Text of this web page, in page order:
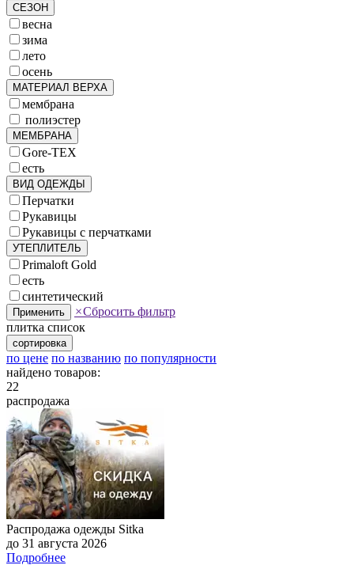
СЕЗОН
весна
зима
лето
осень
МАТЕРИАЛ ВЕРХА
мембрана
полиэстер
МЕМБРАНА
Gore-TEX
есть
ВИД ОДЕЖДЫ
Перчатки
Рукавицы
Рукавицы с перчатками
УТЕПЛИТЕЛЬ
Primaloft Gold
есть
синтетический
Применить ×Сбросить фильтр
плитка список
сортировка
по цене по названию по популярности
найдено товаров:
22
распродажа
Распродажа одежды Sitka
до 31 августа 2026
Подробнее